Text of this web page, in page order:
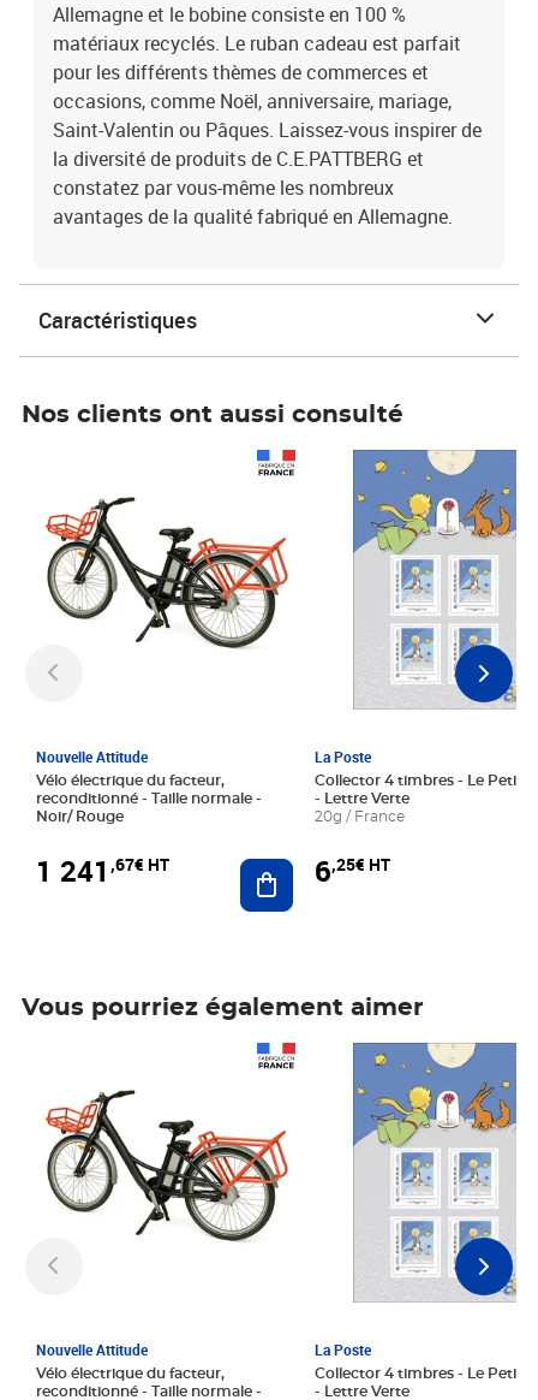
Allemagne et le bobine consiste en 100 %
matériaux recyclés. Le ruban cadeau est parfait
pour les différents thèmes de commerces et
occasions, comme Noël, anniversaire, mariage,
Saint-Valentin ou Pâques. Laissez-vous inspirer de
la diversité de produits de C.E.PATTBERG et
constatez par vous-même les nombreux
avantages de la qualité fabriqué en Allemagne.
Caractéristiques
Nos clients ont aussi consulté
Nouvelle Attitude
Vélo électrique du facteur,
reconditionné - Taille normale -
Noir/ Rouge
1 241 ,67€ HT Ajouter au panier
La Poste
Collector 4 timbres - Le Petit
- Lettre Verte
20g / France
6,25€ HT
Prix 6,25€ HT
Vous pourriez également aimer
Nouvelle Attitude
Vélo électrique du facteur,
reconditionné - Taille normale -
La Poste
Collector 4 timbres - Le Petit
- Lettre Verte
Prix 6,25€ HT